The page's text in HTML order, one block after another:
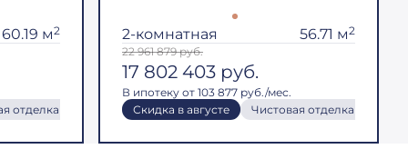
Чистовая отделка Кухня-гостиная
60.19 м2
отделка Кухня-гостиная Скидка в августе Чистовая
2-комнатная 56.71 м2
22 961 879руб.
17 802 403 руб.
В ипотеку от 103 877 руб./мес.
Скидка в августе
Чистовая отделка